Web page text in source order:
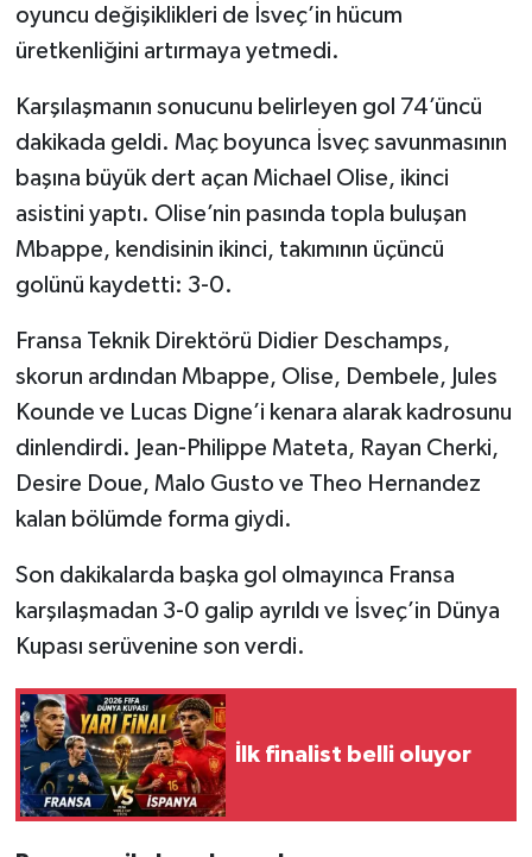
oyuncu değişiklikleri de İsveç’in hücum
üretkenliğini artırmaya yetmedi.
Karşılaşmanın sonucunu belirleyen gol 74’üncü
dakikada geldi. Maç boyunca İsveç savunmasının
başına büyük dert açan Michael Olise, ikinci
asistini yaptı. Olise’nin pasında topla buluşan
Mbappe, kendisinin ikinci, takımının üçüncü
golünü kaydetti: 3-0.
Fransa Teknik Direktörü Didier Deschamps,
skorun ardından Mbappe, Olise, Dembele, Jules
Kounde ve Lucas Digne’i kenara alarak kadrosunu
dinlendirdi. Jean-Philippe Mateta, Rayan Cherki,
Desire Doue, Malo Gusto ve Theo Hernandez
kalan bölümde forma giydi.
Son dakikalarda başka gol olmayınca Fransa
karşılaşmadan 3-0 galip ayrıldı ve İsveç’in Dünya
Kupası serüvenine son verdi.
İlk finalist belli oluyor